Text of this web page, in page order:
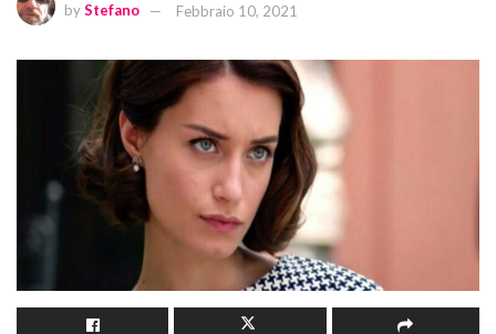
byStefano Febbraio 10, 2021